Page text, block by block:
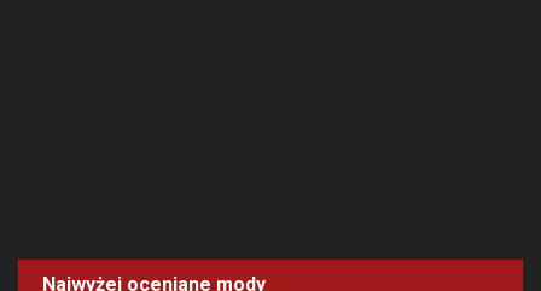
Najwyżej oceniane mody